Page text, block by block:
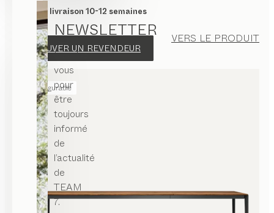
NEWSLETTER
Inscrivez-
vous
pour
être
toujours
informé
de
l’actualité
de
TEAM
7.
Délai de livraison 10-12 semaines
TROUVER UN REVENDEUR
VERS LE PRODUIT
configurable